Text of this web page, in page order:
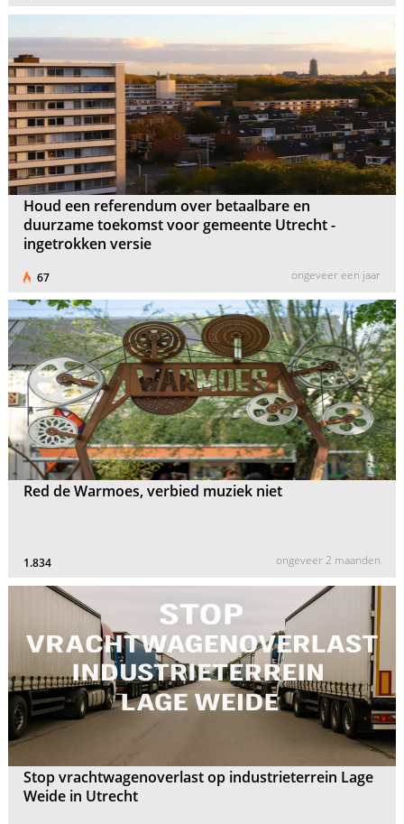
Houd een referendum over betaalbare en
duurzame toekomst voor gemeente Utrecht -
ingetrokken versie
67 ongeveer een jaar
Red de Warmoes, verbied muziek niet
1.834 ongeveer 2 maanden
Stop vrachtwagenoverlast op industrieterrein Lage
Weide in Utrecht